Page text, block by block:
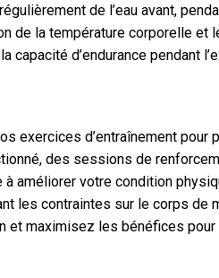
de l’eau avant,
de la température corporelle et
capacité d’endurance pendant
exercices d’entraînement
des sessions de
à améliorer votre condition
les contraintes sur le corps de
et maximisez les bénéfices